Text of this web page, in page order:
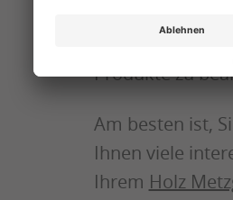
,
entdecken!
Produkte zu
Am besten ist,
Ihnen viele
Ihrem Holz